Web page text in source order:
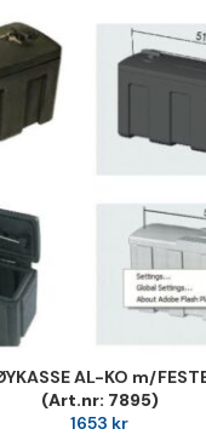
AL-KO m/
(Art.nr: 7895)
1653 kr